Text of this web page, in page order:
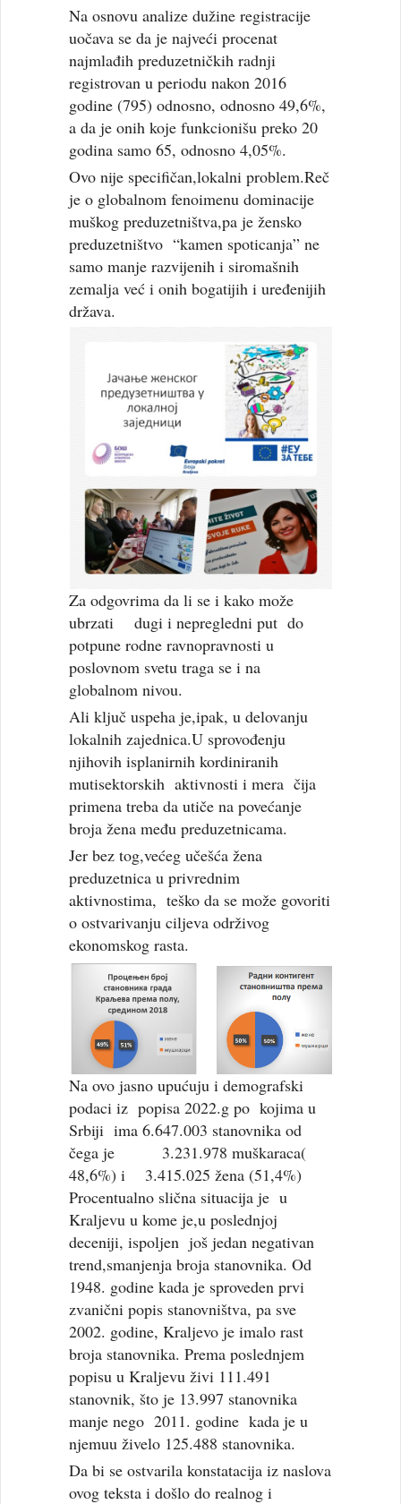
Na osnovu analize dužine registracije
uočava se da je najveći procenat
najmlađih preduzetničkih radnji
registrovan u periodu nakon 2016
godine (795) odnosno, odnosno 49,6%,
a da je onih koje funkcionišu preko 20
godina samo 65, odnosno 4,05%.
Ovo nije specifičan,lokalni problem.Reč
je o globalnom fenoimenu dominacije
muškog preduzetništva,pa je žensko
preduzetništvo “kamen spoticanja” ne
samo manje razvijenih i siromašnih
zemalja već i onih bogatijih i uređenijih
država.
Za odgovrima da li se i kako može
ubrzati dugi i nepregledni put do
potpune rodne ravnopravnosti u
poslovnom svetu traga se i na
globalnom nivou.
Ali ključ uspeha je,ipak, u delovanju
lokalnih zajednica.U sprovođenju
njihovih isplanirnih kordiniranih
mutisektorskih aktivnosti i mera čija
primena treba da utiče na povećanje
broja žena među preduzetnicama.
Jer bez tog,većeg učešća žena
preduzetnica u privrednim
aktivnostima, teško da se može govoriti
o ostvarivanju ciljeva održivog
ekonomskog rasta.
Na ovo jasno upućuju i demografski
podaci iz popisa 2022.g po kojima u
Srbiji ima 6.647.003 stanovnika od
čega je 3.231.978 muškaraca(
48,6%) i 3.415.025 žena (51,4%)
Procentualno slična situacija je u
Kraljevu u kome je,u poslednjoj
deceniji, ispoljen još jedan negativan
trend,smanjenja broja stanovnika. Od
1948. godine kada je sproveden prvi
zvanični popis stanovništva, pa sve
2002. godine, Kraljevo je imalo rast
broja stanovnika. Prema poslednjem
popisu u Kraljevu živi 111.491
stanovnik, što je 13.997 stanovnika
manje nego 2011. godine kada je u
njemuu živelo 125.488 stanovnika.
Da bi se ostvarila konstatacija iz naslova
ovog teksta i došlo do realnog i